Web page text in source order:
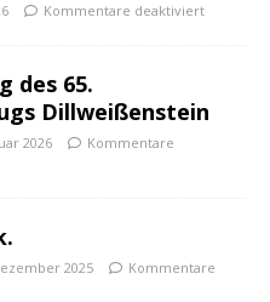
Kommentare deaktiviert
des 65.
Dillweißenstein
2026
Kommentare
2025
Kommentare